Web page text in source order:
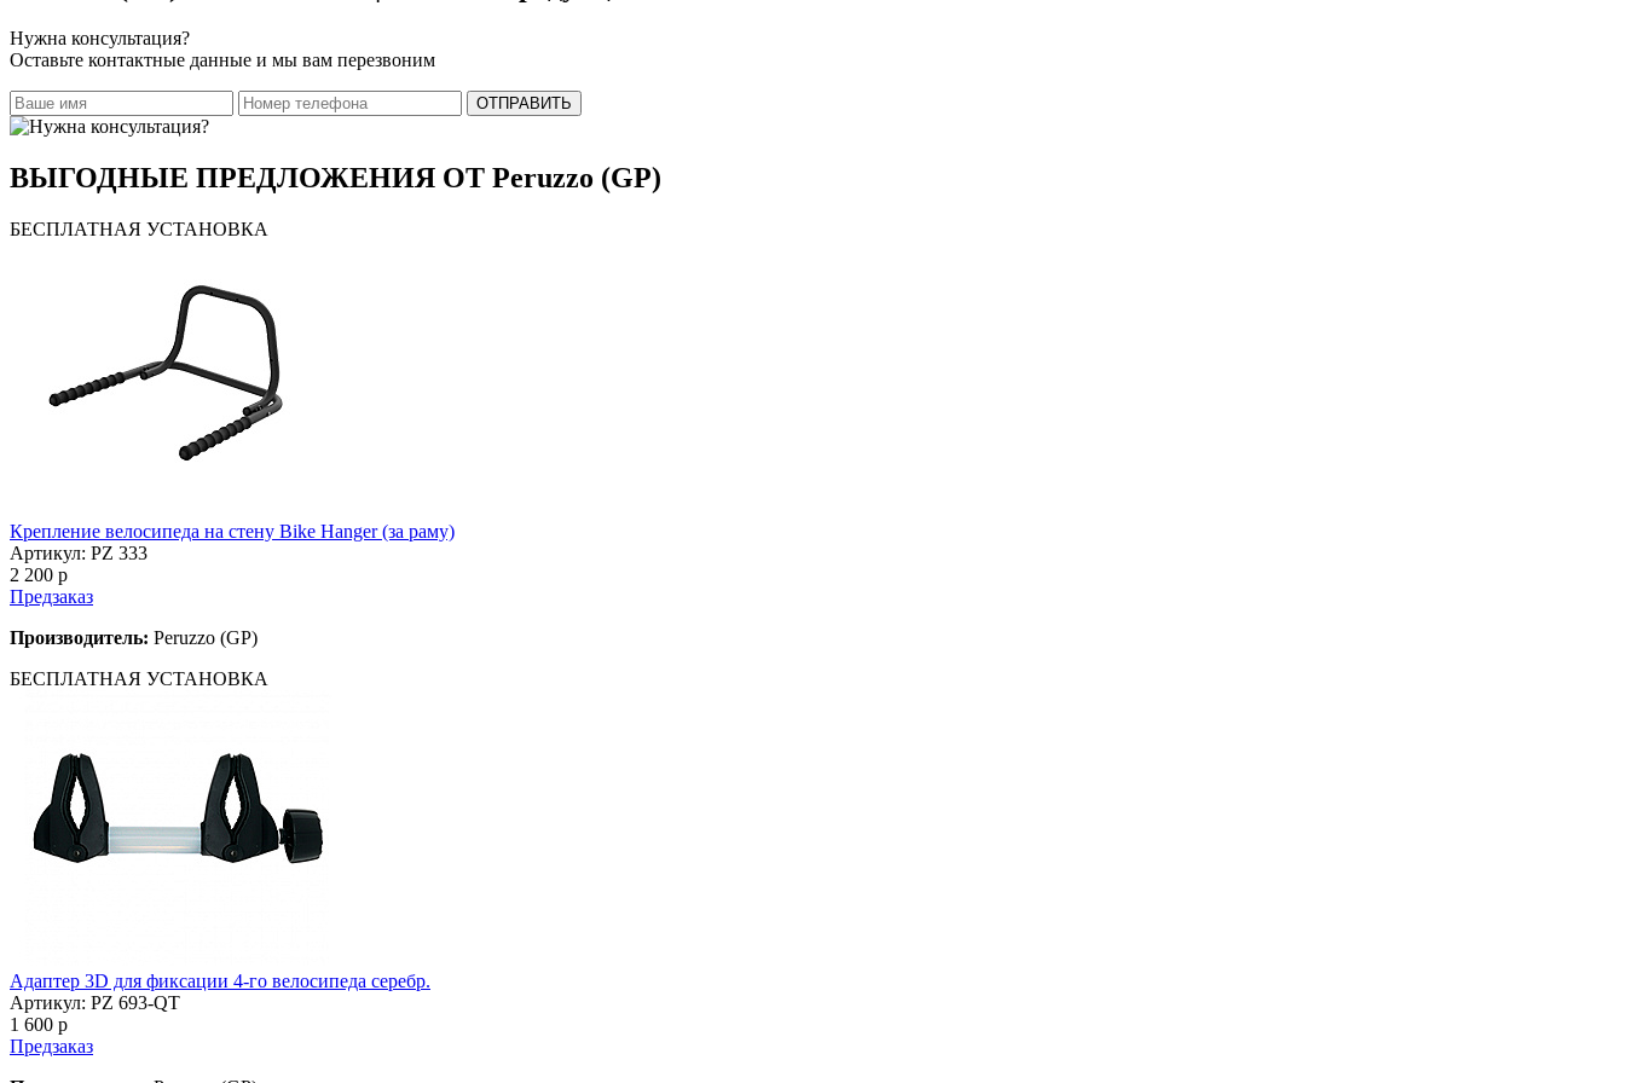
Нужна консультация?
Оставьте контактные данные и мы вам перезвоним
ОТПРАВИТЬ
ВЫГОДНЫЕ ПРЕДЛОЖЕНИЯ ОТ Peruzzo (GP)
БЕСПЛАТНАЯ УСТАНОВКА
Крепление велосипеда на стену Bike Hanger (за раму)
Артикул: PZ 333
2 200 p
Предзаказ
Производитель: Peruzzo (GP)
БЕСПЛАТНАЯ УСТАНОВКА
Адаптер 3D для фиксации 4-го велосипеда серебр.
Артикул: PZ 693-QT
1 600 p
Предзаказ